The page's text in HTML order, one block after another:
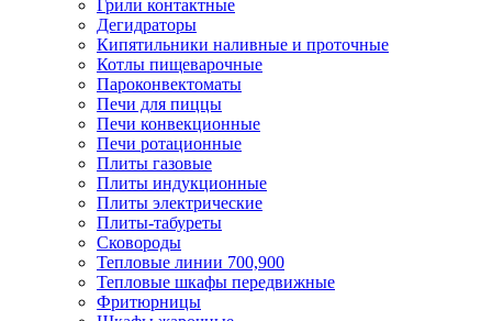
Грили контактные
Дегидраторы
Кипятильники наливные и проточные
Котлы пищеварочные
Пароконвектоматы
Печи для пиццы
Печи конвекционные
Печи ротационные
Плиты газовые
Плиты индукционные
Плиты электрические
Плиты-табуреты
Сковороды
Тепловые линии 700,900
Тепловые шкафы передвижные
Фритюрницы